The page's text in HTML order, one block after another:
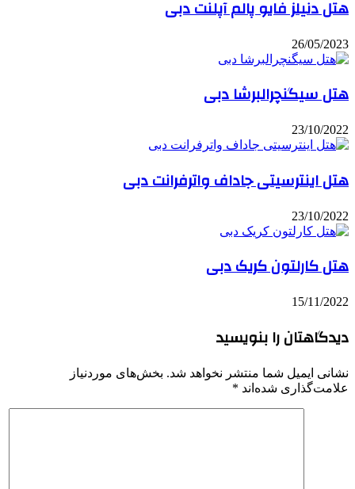
هتل دنیلز فایو پالم آپلنت دبی
26/05/2023
هتل سیگنچرالبرشا دبی
23/10/2022
هتل اینترسیتی جاداف واترفرانت دبی
23/10/2022
هتل کارلتون کریک دبی
15/11/2022
دیدگاهتان را بنویسید
نشانی ایمیل شما منتشر نخواهد شد. بخش‌های موردنیاز
علامت‌گذاری شده‌اند *